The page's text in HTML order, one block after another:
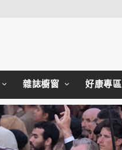
雜誌櫥窗 好康專區